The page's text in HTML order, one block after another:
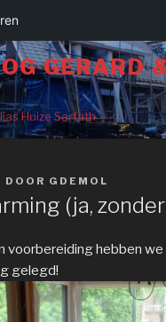
GERARD
Huize Sarfath
DOOR GDEMOL
(ja,
voorbereiding hebben
gelegd!